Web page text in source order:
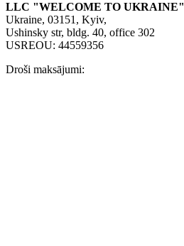
LLC "WELCOME TO UKRAINE"
Ukraine, 03151, Kyiv,
Ushinsky str, bldg. 40, office 302
USREOU: 44559356
Droši maksājumi: